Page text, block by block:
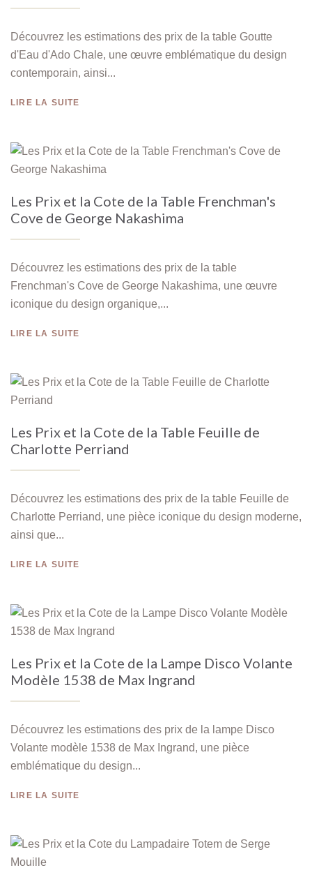
Découvrez les estimations des prix de la table Goutte
d'Eau d'Ado Chale, une œuvre emblématique du design
contemporain, ainsi...
LIRE LA SUITE
Les Prix et la Cote de la Table Frenchman's
Cove de George Nakashima
Découvrez les estimations des prix de la table
Frenchman's Cove de George Nakashima, une œuvre
iconique du design organique,...
LIRE LA SUITE
Les Prix et la Cote de la Table Feuille de
Charlotte Perriand
Découvrez les estimations des prix de la table Feuille de
Charlotte Perriand, une pièce iconique du design moderne,
ainsi que...
LIRE LA SUITE
Les Prix et la Cote de la Lampe Disco Volante
Modèle 1538 de Max Ingrand
Découvrez les estimations des prix de la lampe Disco
Volante modèle 1538 de Max Ingrand, une pièce
emblématique du design...
LIRE LA SUITE